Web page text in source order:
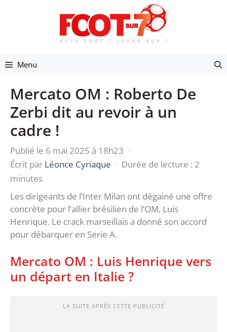
Menu
Mercato OM : Roberto De
Zerbi dit au revoir à un
cadre !
Publié le 6 mai 2025 à 18h23 ·
Écrit par Léonce Cyriaque · Durée de lecture : 2
minutes
Les dirigeants de l’Inter Milan ont dégainé une offre
concrète pour l’allier brésilien de l’OM, Luis
Henrique. Le crack marseillais a donné son accord
pour débarquer en Serie A.
Mercato OM : Luis Henrique vers
un départ en Italie ?
LA SUITE APRÈS CETTE PUBLICITÉ